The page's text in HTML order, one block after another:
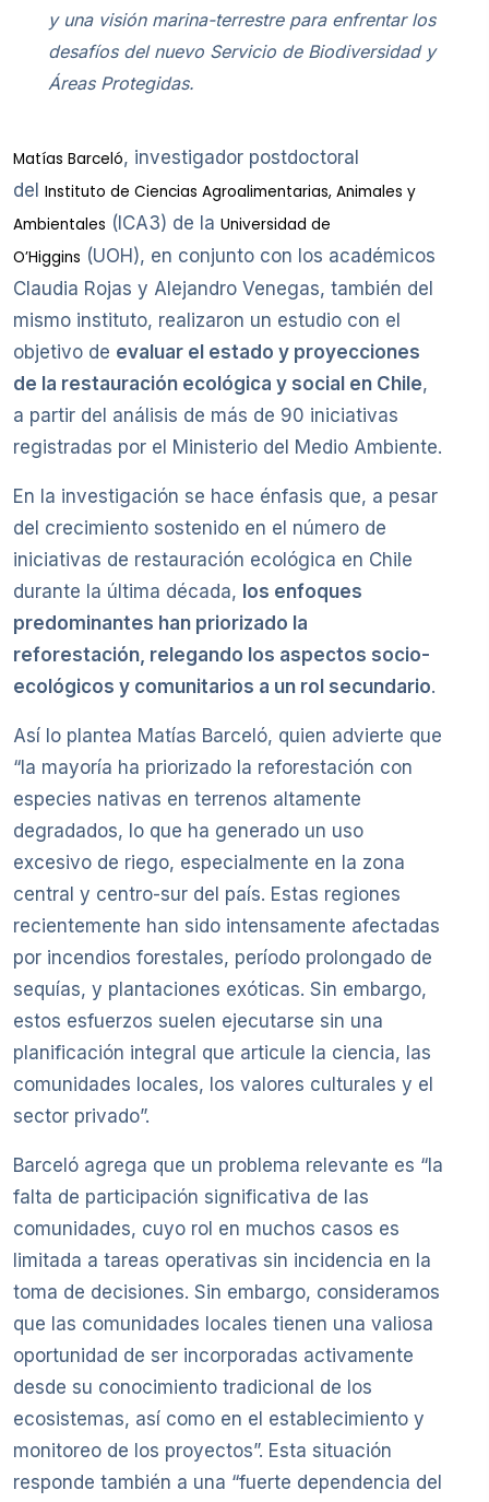
y una visión marina-terrestre para enfrentar los
desafíos del nuevo Servicio de Biodiversidad y
Áreas Protegidas.
Matías Barceló, investigador postdoctoral
del Instituto de Ciencias Agroalimentarias, Animales y
Ambientales (ICA3) de la Universidad de
O’Higgins (UOH), en conjunto con los académicos
Claudia Rojas y Alejandro Venegas, también del
mismo instituto, realizaron un estudio con el
objetivo de evaluar el estado y proyecciones
de la restauración ecológica y social en Chile,
a partir del análisis de más de 90 iniciativas
registradas por el Ministerio del Medio Ambiente.
En la investigación se hace énfasis que, a pesar
del crecimiento sostenido en el número de
iniciativas de restauración ecológica en Chile
durante la última década, los enfoques
predominantes han priorizado la
reforestación, relegando los aspectos socio-
ecológicos y comunitarios a un rol secundario.
Así lo plantea Matías Barceló, quien advierte que
“la mayoría ha priorizado la reforestación con
especies nativas en terrenos altamente
degradados, lo que ha generado un uso
excesivo de riego, especialmente en la zona
central y centro-sur del país. Estas regiones
recientemente han sido intensamente afectadas
por incendios forestales, período prolongado de
sequías, y plantaciones exóticas. Sin embargo,
estos esfuerzos suelen ejecutarse sin una
planificación integral que articule la ciencia, las
comunidades locales, los valores culturales y el
sector privado”.
Barceló agrega que un problema relevante es “la
falta de participación significativa de las
comunidades, cuyo rol en muchos casos es
limitada a tareas operativas sin incidencia en la
toma de decisiones. Sin embargo, consideramos
que las comunidades locales tienen una valiosa
oportunidad de ser incorporadas activamente
desde su conocimiento tradicional de los
ecosistemas, así como en el establecimiento y
monitoreo de los proyectos”. Esta situación
responde también a una “fuerte dependencia del